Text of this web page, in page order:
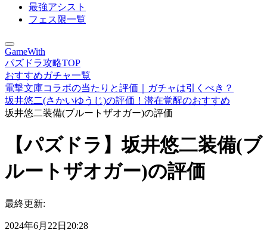
最強アシスト
フェス限一覧
GameWith
パズドラ攻略TOP
おすすめガチャ一覧
電撃文庫コラボの当たりと評価｜ガチャは引くべき？
坂井悠二(さかいゆうじ)の評価！潜在覚醒のおすすめ
坂井悠二装備(ブルートザオガー)の評価
【パズドラ】坂井悠二装備(ブ
ルートザオガー)の評価
最終更新:
2024年6月22日20:28